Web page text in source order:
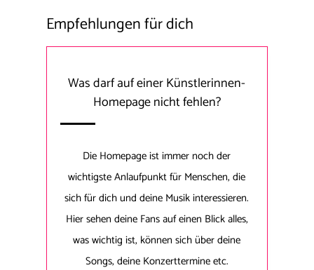
Empfehlungen für dich
Was darf auf einer Künstlerinnen-
Homepage nicht fehlen?
Die Homepage ist immer noch der
wichtigste Anlaufpunkt für Menschen, die
sich für dich und deine Musik interessieren.
Hier sehen deine Fans auf einen Blick alles,
was wichtig ist, können sich über deine
Songs, deine Konzerttermine etc.